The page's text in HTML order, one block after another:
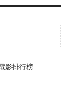
影排行榜